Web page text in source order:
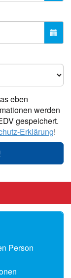
eben
werden
gespeichert.
Erklärung!
Person